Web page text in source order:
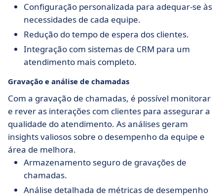
Configuração personalizada para adequar-se às
necessidades de cada equipe.
Redução do tempo de espera dos clientes.
Integração com sistemas de CRM para um
atendimento mais completo.
Gravação e análise de chamadas
Com a gravação de chamadas, é possível monitorar
e rever as interações com clientes para assegurar a
qualidade do atendimento. As análises geram
insights valiosos sobre o desempenho da equipe e
área de melhora.
Armazenamento seguro de gravações de
chamadas.
Análise detalhada de métricas de desempenho